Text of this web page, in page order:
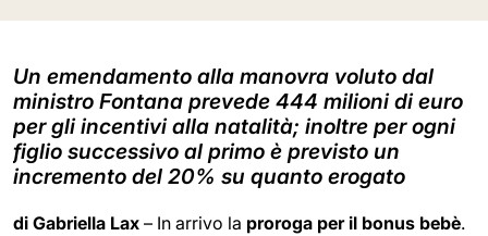
Un emendamento alla manovra voluto dal
ministro Fontana prevede 444 milioni di euro
per gli incentivi alla natalità; inoltre per ogni
figlio successivo al primo è previsto un
incremento del 20% su quanto erogato
di Gabriella Lax – In arrivo la proroga per il bonus bebè.